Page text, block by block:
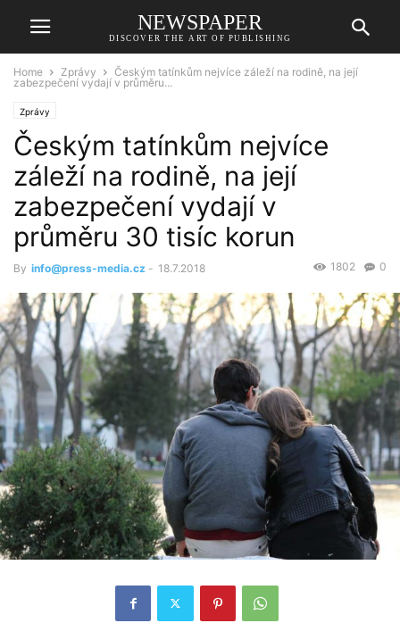
NEWSPAPER
DISCOVER THE ART OF PUBLISHING
Home Zprávy
Českým tatínkům nejvíce záleží na rodině, na její
zabezpečení vydají v průměru...
Zprávy
Českým tatínkům nejvíce
záleží na rodině, na její
zabezpečení vydají v
průměru 30 tisíc korun
By info@press-media.cz - 18.7.2018 0
1802